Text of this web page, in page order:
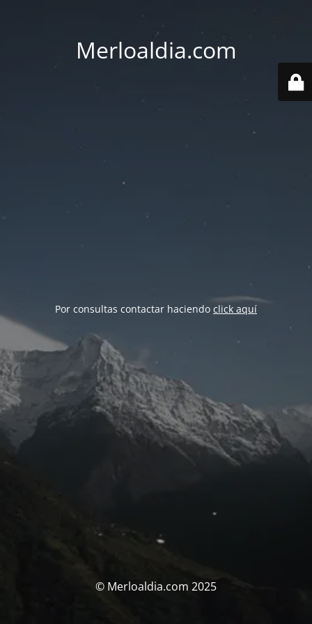
Merloaldia.com
Por consultas contactar haciendo click aquí
© Merloaldia.com 2025